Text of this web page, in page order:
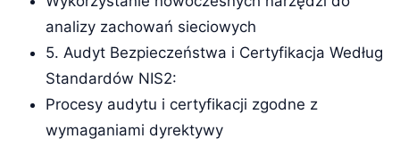
analizy zachowań sieciowych
5. Audyt Bezpieczeństwa i Certyfikacja Według
Standardów NIS2:
Procesy audytu i certyfikacji zgodne z
wymaganiami dyrektywy